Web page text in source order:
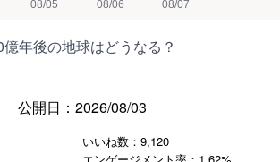
億年後の地球はどうなる？
公開日：2026/08/03
いいね数：9,120